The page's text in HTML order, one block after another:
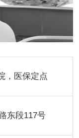
，医保定点
东段117号